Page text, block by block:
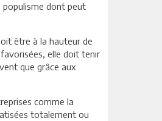
populisme dont peut
être à la hauteur de
elle doit tenir
que grâce aux
comme la
totalement ou